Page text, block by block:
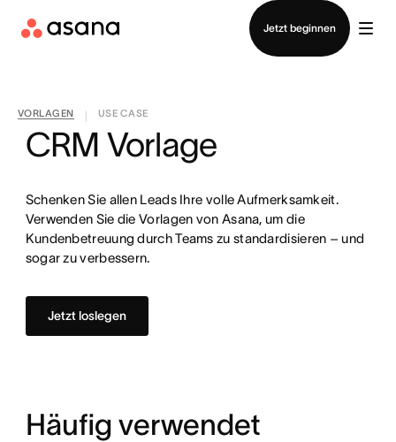
Jetzt beginnen
Vertrieb kontaktieren
VORLAGEN USE CASE
CRM Vorlage
Schenken Sie allen Leads Ihre volle Aufmerksamkeit.
Verwenden Sie die Vorlagen von Asana, um die
Kundenbetreuung durch Teams zu standardisieren – und
sogar zu verbessern.
Jetzt loslegen
Häufig verwendet